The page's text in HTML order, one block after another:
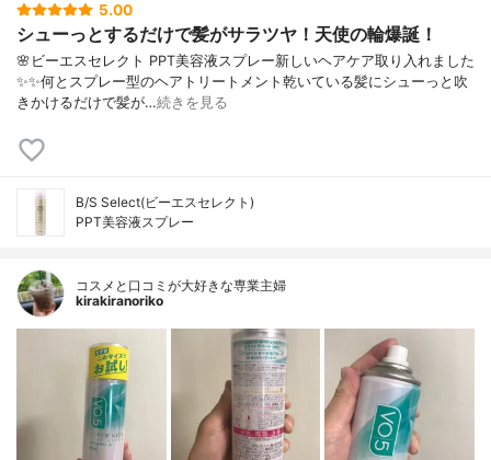
5.00
シューっとするだけで髪がサラツヤ！天使の輪爆誕！
🌸ビーエスセレクト PPT美容液スプレー⁣⁣新しいヘアケア取り入れました
✨✨⁣何とスプレー型のヘアトリートメント⁣乾いている髪にシューっと吹
きかけるだけで⁣髪が…続きを見る
B/S Select(ビーエスセレクト)
PPT美容液スプレー
コスメと口コミが大好きな専業主婦
kirakiranoriko